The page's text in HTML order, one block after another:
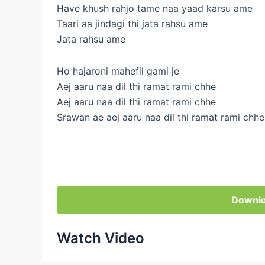
Have khush rahjo tame naa yaad karsu ame
Taari aa jindagi thi jata rahsu ame
Jata rahsu ame
Ho hajaroni mahefil gami je
Aej aaru naa dil thi ramat rami chhe
Aej aaru naa dil thi ramat rami chhe
Srawan ae aej aaru naa dil thi ramat rami chhe
Watch Video